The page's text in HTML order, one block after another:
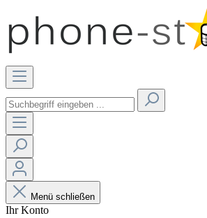
Menü schließen
Ihr Konto